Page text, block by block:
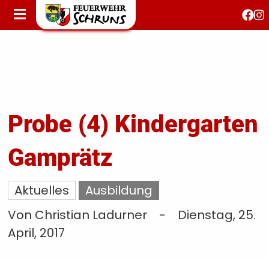
STARTSEITE
AKTUELLES
Probe (4) Kindergarten
Gamprätz
Aktuelles
Ausbildung
Von Christian Ladurner
-
Dienstag, 25.
April, 2017